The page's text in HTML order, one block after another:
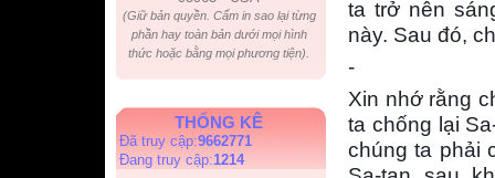
(Giữ bản quyền. Cấm in sao lại từng
phần hay toàn bản dưới mọi hình
thức hoặc bằng mọi phương tiện).
THỐNG KÊ
Đã truy cập:9662771
Đang truy cập:1214
ta trở nên
này. Sau đó,
-
Xin nhớ rằng
ta chống lại
chúng ta phải